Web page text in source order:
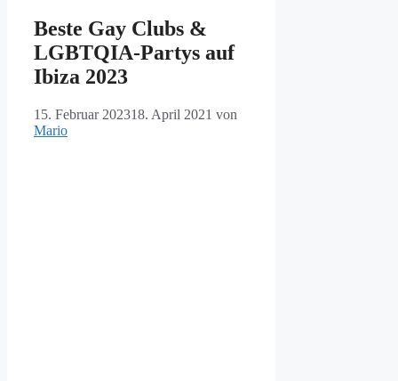
Beste Gay Clubs &
LGBTQIA-Partys auf
Ibiza 2023
15. Februar 202318. April 2021 von
Mario